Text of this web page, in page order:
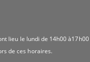
lieu le lundi de 14h00
de ces horaires.